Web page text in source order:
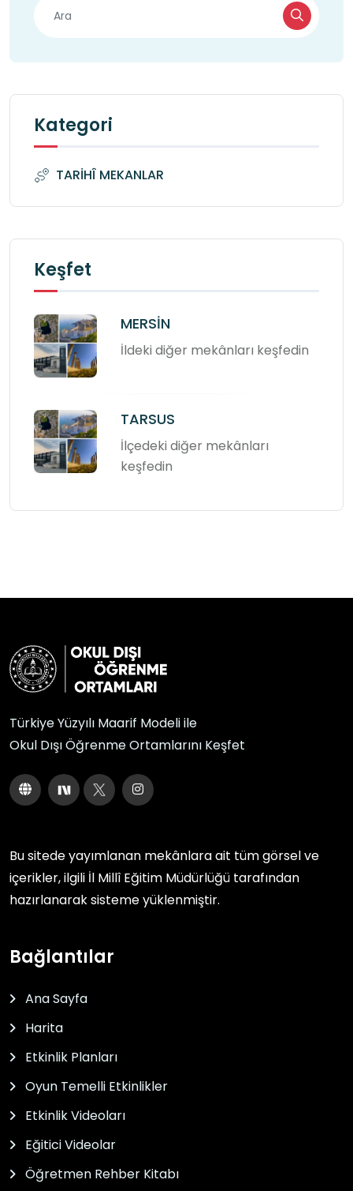
Kategori
TARİHÎ MEKANLAR
Keşfet
MERSİN
İldeki diğer mekânları keşfedin
TARSUS
İlçedeki diğer mekânları
keşfedin
Türkiye Yüzyılı Maarif Modeli ile
Okul Dışı Öğrenme Ortamlarını Keşfet
Bu sitede yayımlanan mekânlara ait tüm görsel ve
içerikler, ilgili İl Millî Eğitim Müdürlüğü tarafından
hazırlanarak sisteme yüklenmiştir.
Bağlantılar
Ana Sayfa
Harita
Etkinlik Planları
Oyun Temelli Etkinlikler
Etkinlik Videoları
Eğitici Videolar
Öğretmen Rehber Kitabı